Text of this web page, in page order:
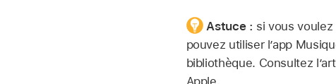
Astuce : si vous
pouvez utiliser lʼapp
bibliothèque. Consultez